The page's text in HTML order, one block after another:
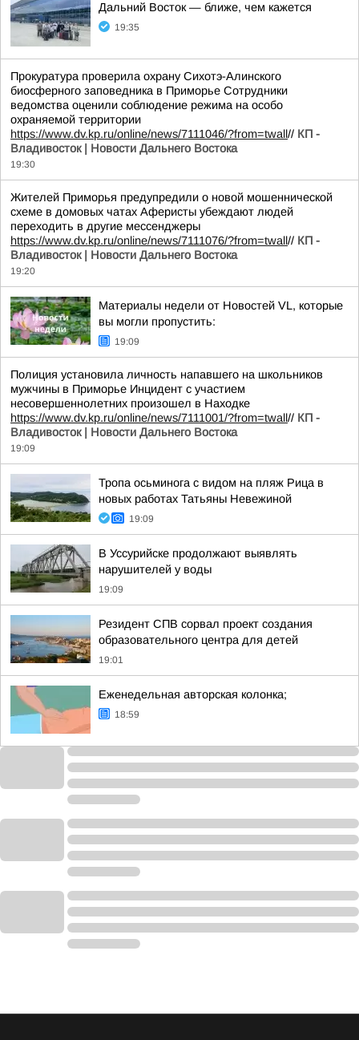
Дальний Восток — ближе, чем кажется
19:35
Прокуратура проверила охрану Сихотэ-Алинского
биосферного заповедника в Приморье Сотрудники
ведомства оценили соблюдение режима на особо
охраняемой территории
https://www.dv.kp.ru/online/news/7111046/?from=twall// КП -
Владивосток | Новости Дальнего Востока
19:30
Жителей Приморья предупредили о новой мошеннической
схеме в домовых чатах Аферисты убеждают людей
переходить в другие мессенджеры
https://www.dv.kp.ru/online/news/7111076/?from=twall// КП -
Владивосток | Новости Дальнего Востока
19:20
Материалы недели от Новостей VL, которые
вы могли пропустить:
19:09
Полиция установила личность напавшего на школьников
мужчины в Приморье Инцидент с участием
несовершеннолетних произошел в Находке
https://www.dv.kp.ru/online/news/7111001/?from=twall// КП -
Владивосток | Новости Дальнего Востока
19:09
Тропа осьминога с видом на пляж Рица в
новых работах Татьяны Невежиной
19:09
В Уссурийске продолжают выявлять
нарушителей у воды
19:09
Резидент СПВ сорвал проект создания
образовательного центра для детей
19:01
Еженедельная авторская колонка;
18:59